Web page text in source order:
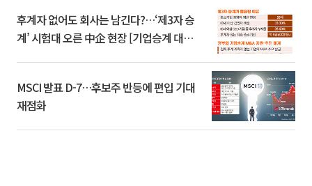
후계자 없어도 회사는 남긴다?…‘제3자 승
계’ 시험대 오른 中企 현장 [기업승계 대전
MSCI 발표 D-7…후보주 반등에 편입 기대
재점화